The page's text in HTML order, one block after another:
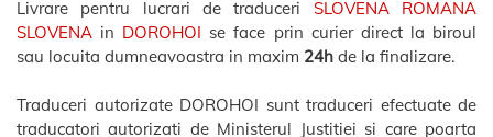
Livrare pentru lucrari de traduceri SLOVENA ROMANA
SLOVENA in DOROHOI se face prin curier direct la biroul
sau locuita dumneavoastra in maxim 24h de la finalizare.
Traduceri autorizate DOROHOI sunt traduceri efectuate de
traducatori autorizati de Ministerul Justitiei si care poarta